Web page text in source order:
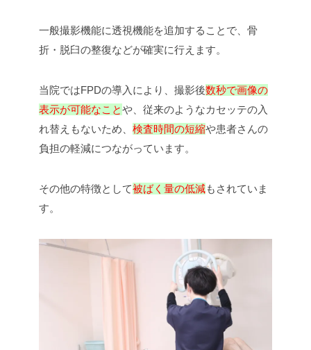
一般撮影機能に透視機能を追加することで、骨
折・脱臼の整復などが確実に行えます。
当院ではFPDの導入により、撮影後数秒で画像の
表示が可能なことや、従来のようなカセッテの入
れ替えもないため、 検査時間の短縮や患者さんの
負担の軽減につながっています。
その他の特徴として被ばく量の低減もされていま
す。